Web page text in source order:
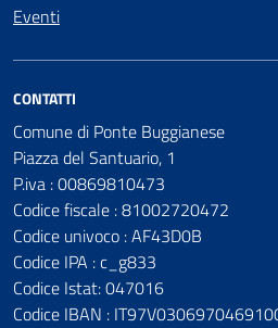
Eventi
CONTATTI
Comune di Ponte Buggianese
Piazza del Santuario, 1
P.iva : 00869810473
Codice fiscale : 81002720472
Codice univoco : AF43D0B
Codice IPA : c_g833
Codice Istat: 047016
Codice IBAN :